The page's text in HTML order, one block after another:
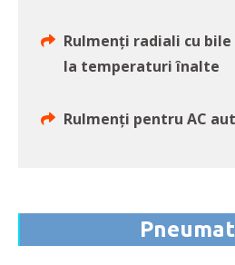
Rulmenți radiali cu
la temperaturi înalte
Rulmenți pentru AC